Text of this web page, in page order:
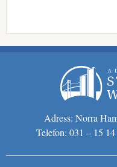
Adress: Norra
Telefon: 031 – 15